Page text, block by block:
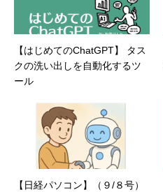
【はじめてのChatGPT】 タス
クの洗い出しを自動化するツ
ール
【日経パソコン】（９/８号）